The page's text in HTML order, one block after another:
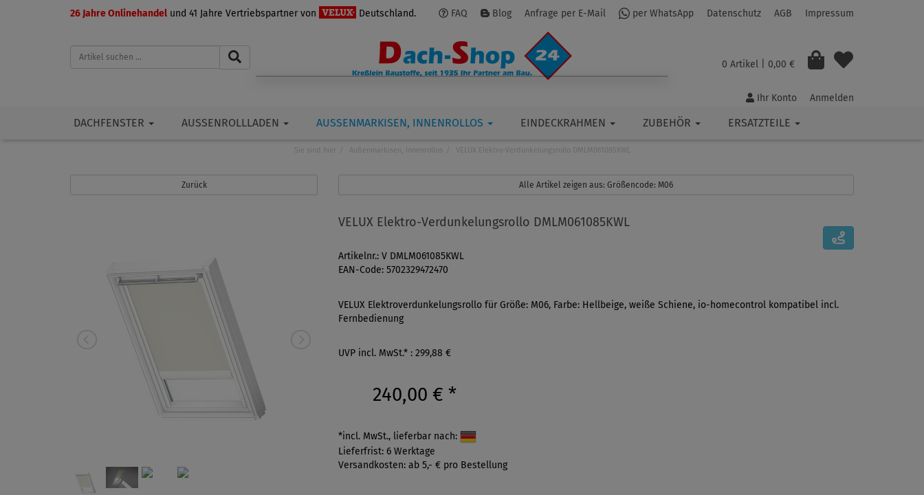
26 Jahre Onlinehandel und 41 Jahre Vertriebspartner von Deutschland. FAQ Blog Anfrage per E-Mail per WhatsApp Datenschutz AGB Impressum
0 Artikel | 0,00 €
Ihr Konto Anmelden
DACHFENSTER AUSSENROLLLADEN AUSSENMARKISEN, INNENROLLOS EINDECKRAHMEN ZUBEHÖR ERSATZTEILE
Sie sind hier Außenmarkisen, Innenrollos VELUX Elektro-Verdunkelungsrollo DMLM061085KWL
Zurück Alle Artikel zeigen aus: Größencode: M06
VELUX Elektro-Verdunkelungsrollo DMLM061085KWL
Artikelnr.: V DMLM061085KWL
EAN-Code: 5702329472470
VELUX Elektroverdunkelungsrollo für Größe: M06, Farbe: Hellbeige, weiße Schiene, io-homecontrol kompatibel incl.
Fernbedienung
UVP incl. MwSt.* : 299,88 €
240,00 € *
*incl. MwSt., lieferbar nach:
Lieferfrist: 6 Werktage
Versandkosten: ab 5,- € pro Bestellung